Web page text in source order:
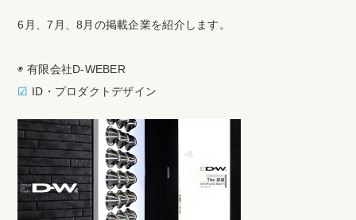
6月、7月、8月の掲載企業を紹介します。
◉ 有限会社D-WEBER
☑︎ ID・プロダクトデザイン